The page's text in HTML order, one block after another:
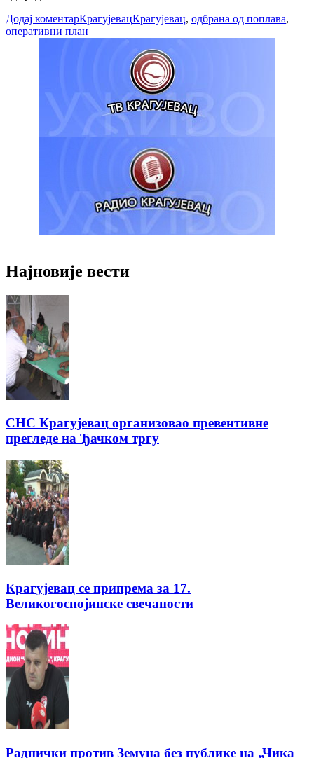
Додај коментарКрагујевацКрагујевац, одбрана од поплава,
оперативни план
Најновије вести
СНС Крагујевац организовао превентивне
прегледе на Ђачком тргу
Крагујевац се припрема за 17.
Великогоспојинске свечаности
Раднички против Земуна без публике на „Чика